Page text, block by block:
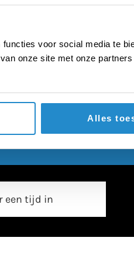
voor social media te
onze site met onze
Alles